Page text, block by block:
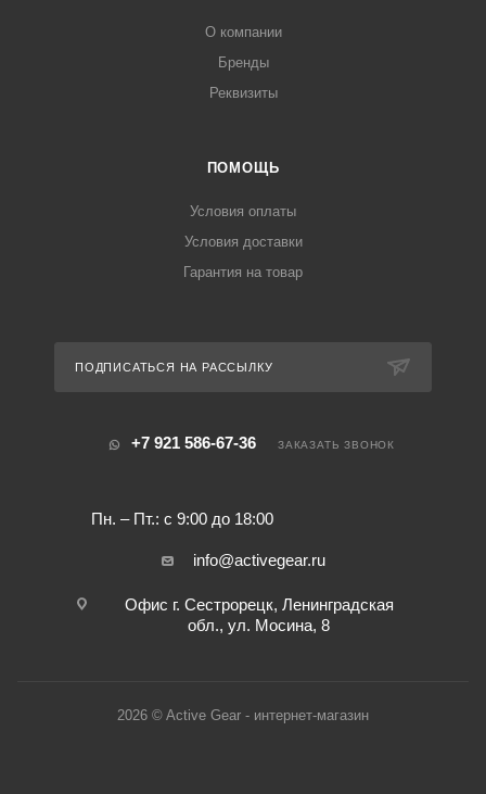
О компании
Бренды
Реквизиты
ПОМОЩЬ
Условия оплаты
Условия доставки
Гарантия на товар
ПОДПИСАТЬСЯ НА РАССЫЛКУ
+7 921 586-67-36
Пн. – Пт.: с 9:00 до 18:00
ЗАКАЗАТЬ ЗВОНОК
info@activegear.ru
Офис г. Сестрорецк, Ленинградская
обл., ул. Мосина, 8
2026 © Active Gear - интернет-магазин